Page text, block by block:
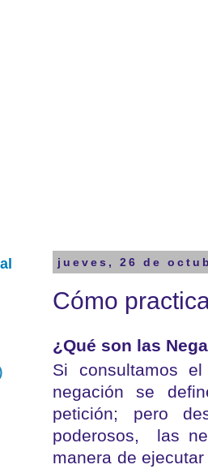
jueves, 26 de
Cómo
¿Qué son las
Si consultamos
negación se
petición; pero
poderosos, las
manera de